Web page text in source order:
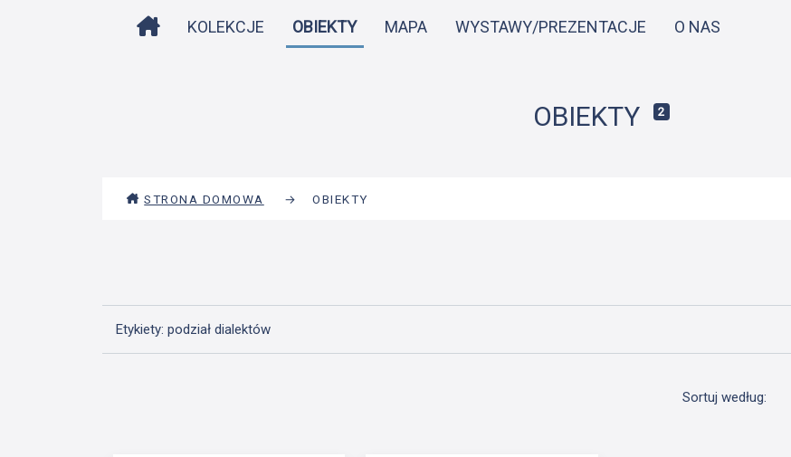
do
STRONA DOMOWA
KOLEKCJE OBIEKTY MAPA WYSTAWY/PREZENTACJE O NAS
OBIEKTY 2
STRONA DOMOWA → OBIEKTY
Etykiety: podział dialektów
Sortuj według: